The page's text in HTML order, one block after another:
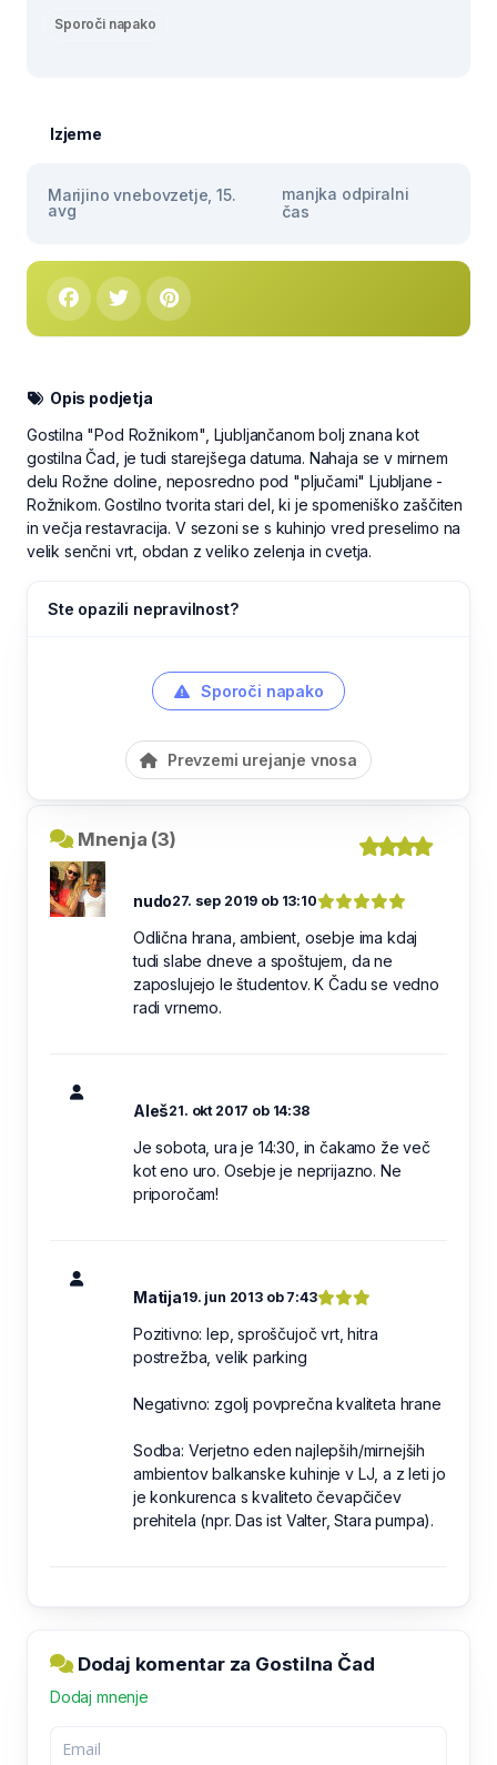
Sporoči napako
Izjeme
Marijino vnebovzetje, 15.
avg
manjka odpiralni
čas
Opis podjetja
Gostilna "Pod Rožnikom", Ljubljančanom bolj znana kot
gostilna Čad, je tudi starejšega datuma. Nahaja se v mirnem
delu Rožne doline, neposredno pod "pljučami" Ljubljane -
Rožnikom. Gostilno tvorita stari del, ki je spomeniško zaščiten
in večja restavracija. V sezoni se s kuhinjo vred preselimo na
velik senčni vrt, obdan z veliko zelenja in cvetja.
Ste opazili nepravilnost?
Sporoči napako
Prevzemi urejanje vnosa
Mnenja (3)
nudo27. sep 2019 ob 13:10
Odlična hrana, ambient, osebje ima kdaj
tudi slabe dneve a spoštujem, da ne
zaposlujejo le študentov. K Čadu se vedno
radi vrnemo.
Aleš21. okt 2017 ob 14:38
Je sobota, ura je 14:30, in čakamo že več
kot eno uro. Osebje je neprijazno. Ne
priporočam!
Matija19. jun 2013 ob 7:43
Pozitivno: lep, sproščujoč vrt, hitra
postrežba, velik parking
Negativno: zgolj povprečna kvaliteta hrane
Sodba: Verjetno eden najlepših/mirnejših
ambientov balkanske kuhinje v LJ, a z leti jo
je konkurenca s kvaliteto čevapčičev
prehitela (npr. Das ist Valter, Stara pumpa).
Dodaj komentar za Gostilna Čad
Dodaj mnenje